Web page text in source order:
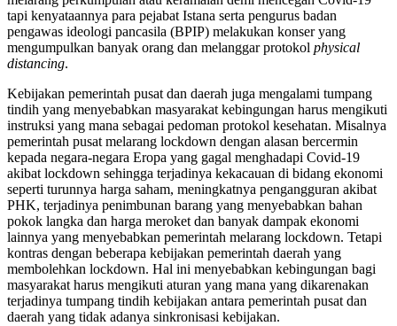
tapi kenyataannya para pejabat Istana serta pengurus badan
pengawas ideologi pancasila (BPIP) melakukan konser yang
mengumpulkan banyak orang dan melanggar protokol physical
distancing.
Kebijakan pemerintah pusat dan daerah juga mengalami tumpang
tindih yang menyebabkan masyarakat kebingungan harus mengikuti
instruksi yang mana sebagai pedoman protokol kesehatan. Misalnya
pemerintah pusat melarang lockdown dengan alasan bercermin
kepada negara-negara Eropa yang gagal menghadapi Covid-19
akibat lockdown sehingga terjadinya kekacauan di bidang ekonomi
seperti turunnya harga saham, meningkatnya pengangguran akibat
PHK, terjadinya penimbunan barang yang menyebabkan bahan
pokok langka dan harga meroket dan banyak dampak ekonomi
lainnya yang menyebabkan pemerintah melarang lockdown. Tetapi
kontras dengan beberapa kebijakan pemerintah daerah yang
membolehkan lockdown. Hal ini menyebabkan kebingungan bagi
masyarakat harus mengikuti aturan yang mana yang dikarenakan
terjadinya tumpang tindih kebijakan antara pemerintah pusat dan
daerah yang tidak adanya sinkronisasi kebijakan.